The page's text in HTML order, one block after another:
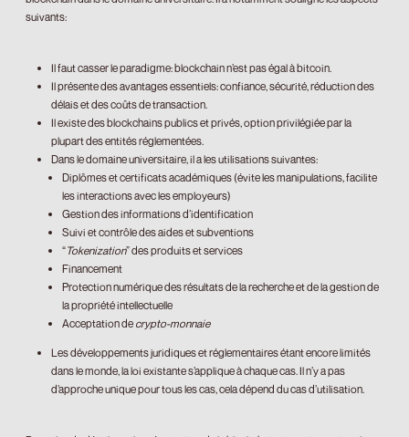
suivants:
Il faut casser le paradigme: blockchain n’est pas égal à bitcoin.
Il présente des avantages essentiels: confiance, sécurité, réduction des
délais et des coûts de transaction.
Il existe des blockchains publics et privés, option privilégiée par la
plupart des entités réglementées.
Dans le domaine universitaire, il a les utilisations suivantes:
Diplômes et certificats académiques (évite les manipulations, facilite
les interactions avec les employeurs)
Gestion des informations d’identification
Suivi et contrôle des aides et subventions
“Tokenization” des produits et services
Financement
Protection numérique des résultats de la recherche et de la gestion de
la propriété intellectuelle
Acceptation de crypto-monnaie
Les développements juridiques et réglementaires étant encore limités
dans le monde, la loi existante s’applique à chaque cas. Il n’y a pas
d’approche unique pour tous les cas, cela dépend du cas d’utilisation.